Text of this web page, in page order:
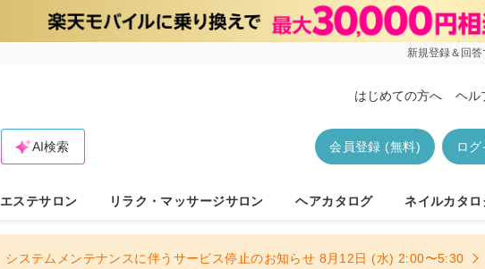
新規登録＆回
はじめての方へ ヘル
ログ
会員登録 (無料)
AI検索
エステサロン リラク・マッサージサロン ヘアカタログ ネイルカタロ
システムメンテナンスに伴うサービス停止のお知らせ 8月12日 (水) 2:00〜5:30